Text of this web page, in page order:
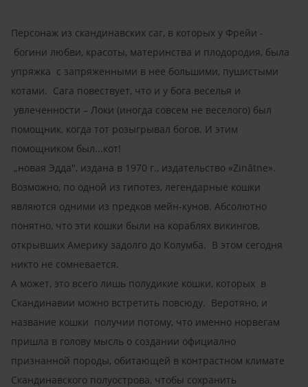
Персонаж из скандинавских саг, в которых у Фрейи -
богини любви, красоты, материнства и плодородия, была
упряжка с запряженными в нее большими, пушистыми
котами. Сага повествует, что и у бога веселья и
увлеченности – Локи (иногда совсем не веселого) был
помощник, когда тот розыгрывал богов. И этим
помощником был...кот!
„новая Эдда", издана в 1970 г., издательство «Zinātne».
Возможно, по одной из гипотез, легендарные кошки
являются одними из предков мейн-кунов. Абсолютно
понятно, что эти кошки были на кораблях викингов,
открывших Америку задолго до Колумба. В этом сегодня
никто не сомневается.
А может, это всего лишь полудикие кошки, которых в
Скандинавии можно встретить повсюду. Веротяно, и
название кошки получии потому, что именно норвегам
пришла в голову мысль о создании официално
признанной породы, обитающей в контрастном климате
Скандинавского полуострова, чтобы сохранить